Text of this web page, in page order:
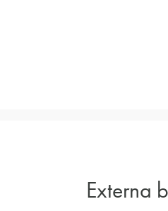
Externa